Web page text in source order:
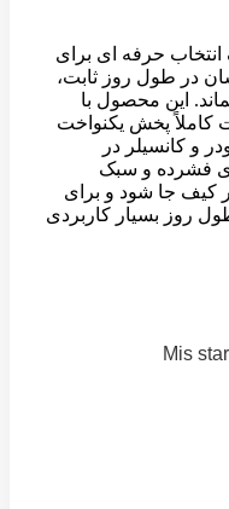
حرفه ای برای
در طول روز ثابت،
این محصول با
کاملاً پخش یکنواخت
و کانسیلر در
فشرده و سبک
کیف جا شود و برای
طول روز بسیار کاربردی